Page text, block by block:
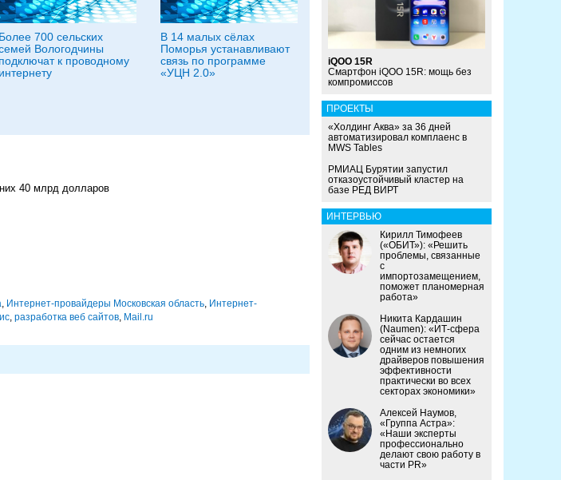
Более 700 сельских
Вологодчины
подключат к проводному
интернету
В 14 малых сёлах
Поморья устанавливают
связь по программе
«УЦН 2.0»
40 млрд долларов
, Интернет-провайдеры Московская область, Интернет-
, разработка веб сайтов, Mail.ru
iQOO 15R
Смартфон iQOO 15R: мощь без
компромиссов
ПРОЕКТЫ
«Холдинг Аква» за 36 дней
автоматизировал комплаенс в
MWS Tables
РМИАЦ Бурятии запустил
отказоустойчивый кластер на
базе РЕД ВИРТ
ИНТЕРВЬЮ
Кирилл Тимофеев
(«ОБИТ»): «Решить
проблемы, связанные
с
импортозамещением,
поможет планомерная
работа»
Никита Кардашин
(Naumen): «ИТ-сфера
сейчас остается
одним из немногих
драйверов повышения
эффективности
практически во всех
секторах экономики»
Алексей Наумов,
«Группа Астра»:
«Наши эксперты
профессионально
делают свою работу в
части PR»